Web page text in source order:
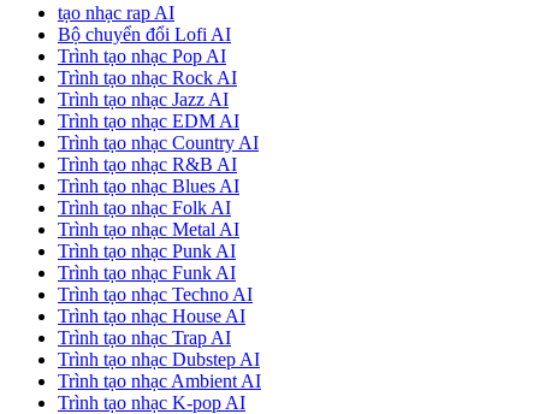
tạo nhạc rap AI
Bộ chuyển đổi Lofi AI
Trình tạo nhạc Pop AI
Trình tạo nhạc Rock AI
Trình tạo nhạc Jazz AI
Trình tạo nhạc EDM AI
Trình tạo nhạc Country AI
Trình tạo nhạc R&B AI
Trình tạo nhạc Blues AI
Trình tạo nhạc Folk AI
Trình tạo nhạc Metal AI
Trình tạo nhạc Punk AI
Trình tạo nhạc Funk AI
Trình tạo nhạc Techno AI
Trình tạo nhạc House AI
Trình tạo nhạc Trap AI
Trình tạo nhạc Dubstep AI
Trình tạo nhạc Ambient AI
Trình tạo nhạc K-pop AI